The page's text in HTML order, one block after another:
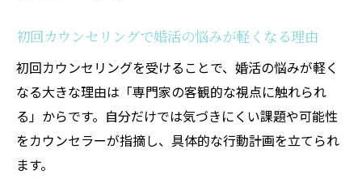
お見合い成功へ導く初回相談の進め方
結婚相談所の初回相談でお見合い成功に近
づく方法
初回カウンセリング時のNGワードと注意点
お見合い前に結婚相談所で確認すべきマナ
初回カウンセリングで婚活の悩みが軽くなる理由
初回カウンセリングを受けることで、婚活の悩みが軽く
なる大きな理由は「専門家の客観的な視点に触れられ
る」からです。自分だけでは気づきにくい課題や可能性
をカウンセラーが指摘し、具体的な行動計画を立てられ
ます。